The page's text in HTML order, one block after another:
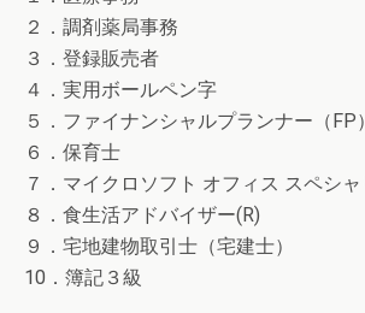
２．調剤薬局事務
３．登録販売者
４．実用ボールペン字
５．ファイナンシャルプランナー（FP）
６．保育士
７．マイクロソフト オフィス スペシャ
８．食生活アドバイザー(R)
９．宅地建物取引士（宅建士）
10．簿記３級